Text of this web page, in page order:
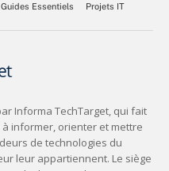
Guides Essentiels Projets IT